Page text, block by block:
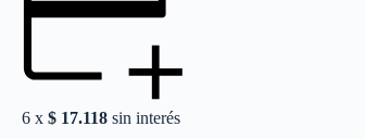
6 x $17.118sin interés